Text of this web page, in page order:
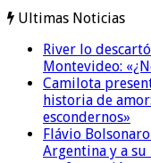
Ultimas Noticias
River lo
Montevideo:
Camilota
historia de
escondernos»
Flávio
Argentina y a